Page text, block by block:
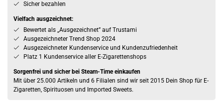
Sicher bezahlen
Vielfach ausgzeichnet:
Bewertet als „Ausgezeichnet” auf Trustami
Ausgezeichneter Trend Shop 2024
Ausgezeichneter Kundenservice und Kundenzufriedenheit
Platz 1 Kundenservice aller E-Zigarettenshops
Sorgenfrei und sicher bei Steam-Time einkaufen
Mit über 25.000 Artikeln und 6 Filialen sind wir seit 2015 Dein Shop für E-
Zigaretten, Spirituosen und Imported Sweets.